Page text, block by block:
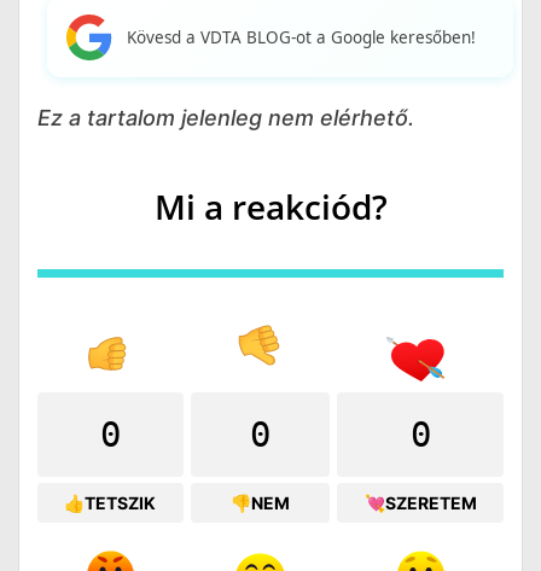
Kövesd a VDTA BLOG-ot a Google keresőben!
Ez a tartalom jelenleg nem elérhető.
Mi a reakciód?
0
👍TETSZIK
0
👎NEM
0
💘SZERETEM